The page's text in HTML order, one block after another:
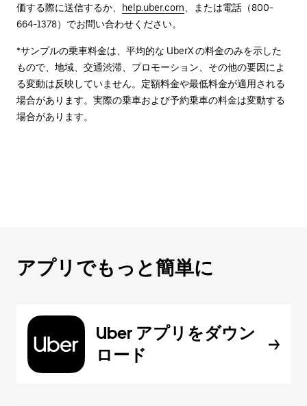
価する際に送信するか、
help.uber.com 、または電話（800-
664-1378）でお問い合わせください。
*サンプルの乗車料金は、平均的な UberX の料金のみを示した
もので、地域、交通渋滞、プロモーション、その他の要因によ
る変動は反映していません。定額料金や最低料金が適用される
場合があります。実際の乗車および予約乗車の料金は変動する
場合があります。
アプリでもっと簡単に
Uber アプリをダウン
ロード